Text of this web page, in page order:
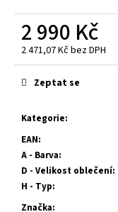
2 990 Kč
2 471,07 Kč bez DPH
Měrná
cena:
Kategorie:
EAN:
A - Barva:
D - Velikost oblečení:
H - Typ:
Značka:
Zeptat se
u
u
m
POTÁPĚČSKÁ
MASKA
SMALL